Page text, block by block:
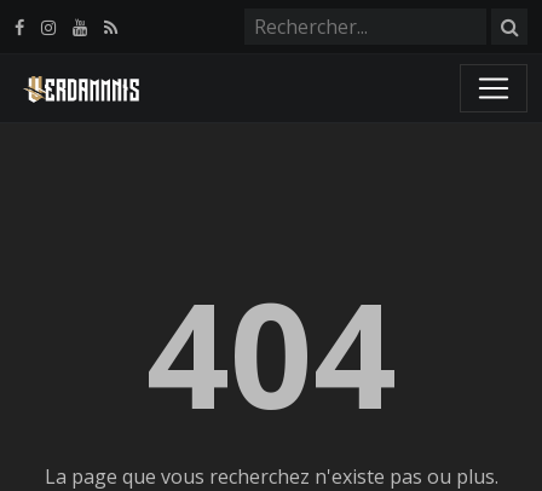
404
La page que vous recherchez n'existe pas ou plus.
Panneau de gestion des cookies